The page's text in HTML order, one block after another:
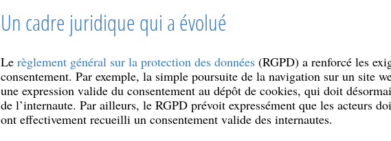
Un cadre juridique qui a évolué
Le règlement général sur la protection des données(RGPD) a renforcé les
consentement. Par exemple, la simple poursuite de la navigation sur un site
une expression valide du consentement au dépôt de cookies, qui doit
de l’internaute. Par ailleurs, le RGPD prévoit expressément que les acteurs
ont effectivement recueilli un consentement valide des internautes.